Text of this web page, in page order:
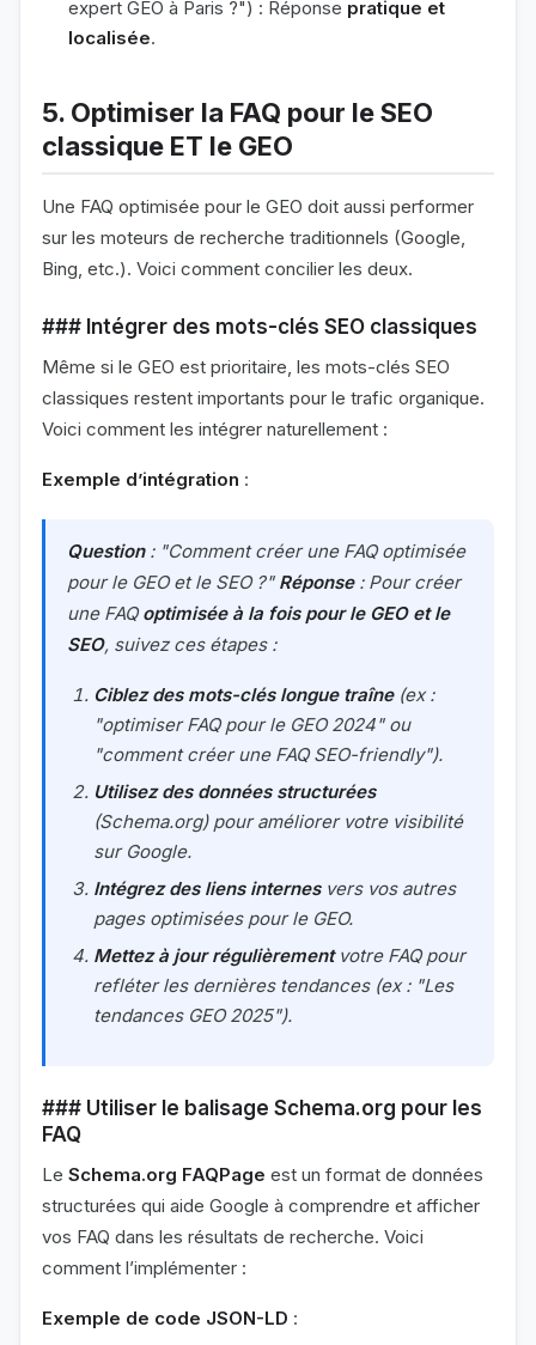
expert GEO à Paris ?") : Réponse pratique et
localisée.
5. Optimiser la FAQ pour le SEO
classique ET le GEO
Une FAQ optimisée pour le GEO doit aussi performer
sur les moteurs de recherche traditionnels (Google,
Bing, etc.). Voici comment concilier les deux.
### Intégrer des mots-clés SEO classiques
Même si le GEO est prioritaire, les mots-clés SEO
classiques restent importants pour le trafic organique.
Voici comment les intégrer naturellement :
Exemple d’intégration :
Question: "Comment créer une FAQ optimisée
pour le GEO et le SEO ?" Réponse: Pour créer
une FAQoptimisée à la fois pour le GEO et le
SEO, suivez ces étapes :
Ciblez des mots-clés longue traîne(ex :
"optimiser FAQ pour le GEO 2024" ou
"comment créer une FAQ SEO-friendly").
Utilisez des données structurées
(Schema.org) pour améliorer votre visibilité
sur Google.
Intégrez des liens internesvers vos autres
pages optimisées pour le GEO.
Mettez à jour régulièrementvotre FAQ pour
refléter les dernières tendances (ex : "Les
tendances GEO 2025").
### Utiliser le balisage Schema.org pour les
FAQ
Le Schema.org FAQPage est un format de données
structurées qui aide Google à comprendre et afficher
vos FAQ dans les résultats de recherche. Voici
comment l’implémenter :
Exemple de code JSON-LD :